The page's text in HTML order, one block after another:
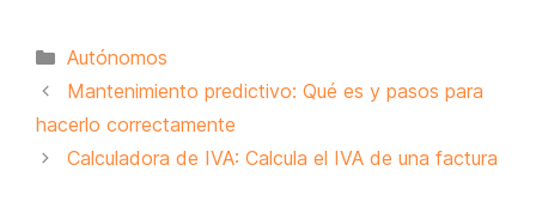
Categorías
Autónomos
Mantenimiento predictivo: Qué es y pasos para
hacerlo correctamente
Calculadora de IVA: Calcula el IVA de una factura